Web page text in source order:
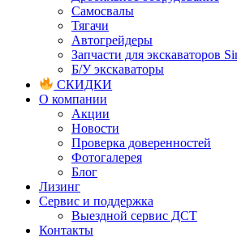
Самосвалы
Тягачи
Автогрейдеры
Запчасти для экскаваторов
Б/У экскаваторы
СКИДКИ
О компании
Акции
Новости
Проверка доверенностей
Фотогалерея
Блог
Лизинг
Сервис и поддержка
Выездной сервис ДСТ
Контакты